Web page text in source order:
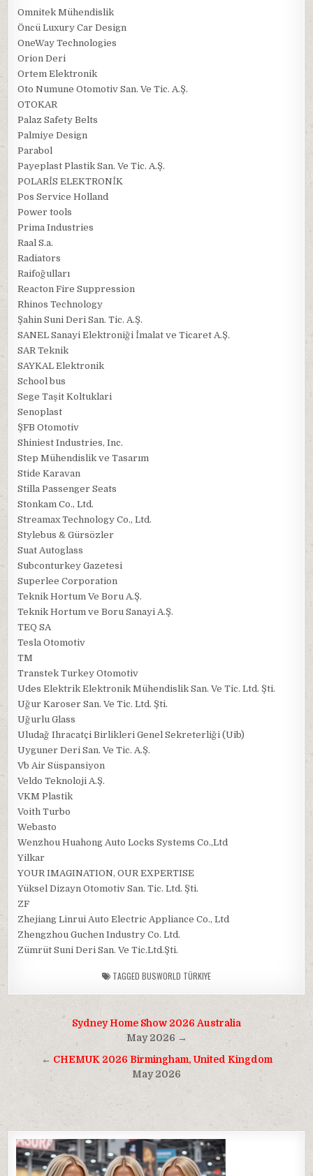
Omnitek Mühendislik
Öncü Luxury Car Design
OneWay Technologies
Orion Deri
Ortem Elektronik
Oto Numune Otomotiv San. Ve Tic. A.Ş.
OTOKAR
Palaz Safety Belts
Palmiye Design
Parabol
Payeplast Plastik San. Ve Tic. A.Ş.
POLARİS ELEKTRONİK
Pos Service Holland
Power tools
Prima Industries
Raal S.a.
Radiators
Raifoğulları
Reacton Fire Suppression
Rhinos Technology
Şahin Suni Deri San. Tic. A.Ş.
SANEL Sanayi Elektroniği İmalat ve Ticaret A.Ş.
SAR Teknik
SAYKAL Elektronik
School bus
Sege Taşit Koltuklari
Senoplast
ŞFB Otomotiv
Shiniest Industries, Inc.
Step Mühendislik ve Tasarım
Stide Karavan
Stilla Passenger Seats
Stonkam Co., Ltd.
Streamax Technology Co., Ltd.
Stylebus & Gürsözler
Suat Autoglass
Subconturkey Gazetesi
Superlee Corporation
Teknik Hortum Ve Boru A.Ş.
Teknik Hortum ve Boru Sanayi A.Ş.
TEQ SA
Tesla Otomotiv
TM
Transtek Turkey Otomotiv
Udes Elektrik Elektronik Mühendislik San. Ve Tic. Ltd. Şti.
Uğur Karoser San. Ve Tic. Ltd. Şti.
Uğurlu Glass
Uludağ Ihracatçi Birlikleri Genel Sekreterliği (Uib)
Uyguner Deri San. Ve Tic. A.Ş.
Vb Air Süspansiyon
Veldo Teknoloji A.Ş.
VKM Plastik
Voith Turbo
Webasto
Wenzhou Huahong Auto Locks Systems Co.,Ltd
Yilkar
YOUR IMAGINATION, OUR EXPERTISE
Yüksel Dizayn Otomotiv San. Tic. Ltd. Şti.
ZF
Zhejiang Linrui Auto Electric Appliance Co., Ltd
Zhengzhou Guchen Industry Co. Ltd.
Zümrüt Suni Deri San. Ve Tic.Ltd.Şti.
TAGGED BUSWORLD TÜRKIYE
Post
navigation
Sydney Home Show 2026 Australia
May 2026 →
← CHEMUK 2026 Birmingham, United Kingdom
May 2026